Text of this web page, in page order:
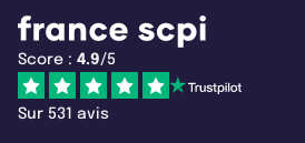
Score : 4.9/5
Sur 531 avis